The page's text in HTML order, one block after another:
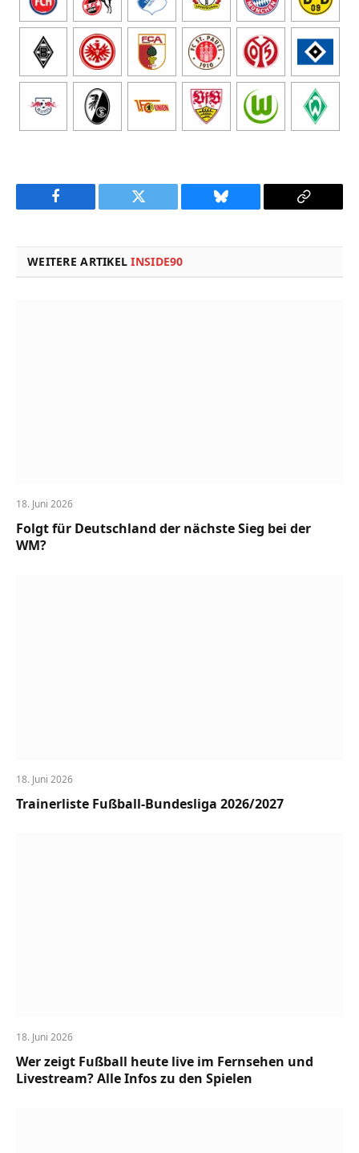
Facebook Twitter Bluesky
Copy
WEITERE ARTIKELINSIDE90
18. Juni 2026
Folgt für Deutschland der nächste Sieg bei der
WM?
18. Juni 2026
Trainerliste Fußball-Bundesliga 2026/2027
18. Juni 2026
Wer zeigt Fußball heute live im Fernsehen und
Livestream? Alle Infos zu den Spielen